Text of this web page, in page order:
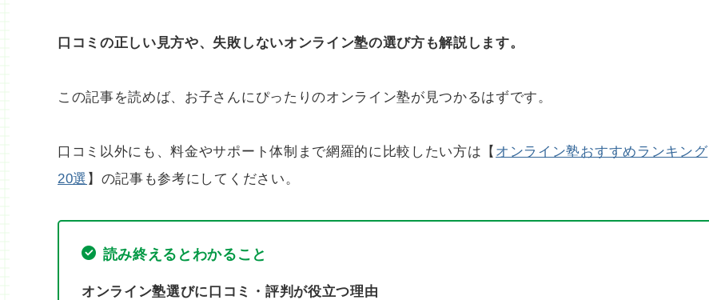
口コミの正しい見方や、失敗しないオンライン塾の選び方も解説します。
この記事を読めば、お子さんにぴったりのオンライン塾が見つかるはずです。
口コミ以外にも、料金やサポート体制まで網羅的に比較したい方は【 オンライン塾おすすめランキング
20選 】の記事も参考にしてください。
読み終えるとわかること
オンライン塾選びに口コミ・評判が役立つ理由